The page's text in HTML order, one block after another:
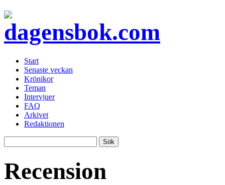
Start
Senaste veckan
Krönikor
Teman
Intervjuer
FAQ
Arkivet
Redaktionen
Recension